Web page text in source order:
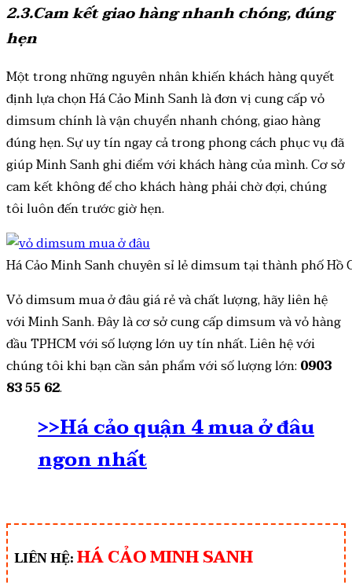
2.3.Cam kết giao hàng nhanh chóng, đúng
hẹn
Một trong những nguyên nhân khiến khách hàng quyết
định lựa chọn Há Cảo Minh Sanh là đơn vị cung cấp vỏ
dimsum chính là vận chuyển nhanh chóng, giao hàng
đúng hẹn. Sự uy tín ngay cả trong phong cách phục vụ đã
giúp Minh Sanh ghi điểm với khách hàng của mình. Cơ sở
cam kết không để cho khách hàng phải chờ đợi, chúng
tôi luôn đến trước giờ hẹn.
Há Cảo Minh Sanh chuyên sỉ lẻ dimsum tại thành phố Hồ
Vỏ dimsum mua ở đâu giá rẻ và chất lượng, hãy liên hệ
với Minh Sanh. Đây là cơ sở cung cấp dimsum và vỏ hàng
đầu TPHCM với số lượng lớn uy tín nhất. Liên hệ với
chúng tôi khi bạn cần sản phẩm với số lượng lớn: 0903
83 55 62.
>>Há cảo quận 4 mua ở đâu
ngon nhất
LIÊN HỆ:HÁ CẢO MINH SANH